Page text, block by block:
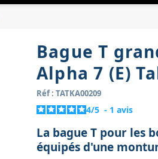
Bague T
Alpha 7 (E)
Réf : TATKA00209
4/5 - 1 avis
La bague T pour les
équipés d'une